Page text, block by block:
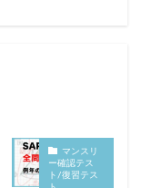
マンスリ
ー確認テス
ト/復習テス